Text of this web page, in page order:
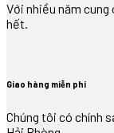
Với nhiều năm
hết.
Giao hàng miễn phí
Chúng tôi có chính